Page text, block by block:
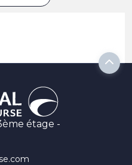
étage -